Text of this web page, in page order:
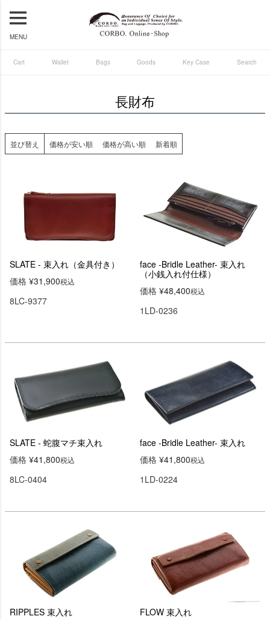
MENU
Cart Wallet Bags Goods Key Case Search
長財布
並び替え 価格が安い順 価格が高い順 新着順
SLATE - 束入れ（金具付き）
価格 ¥31,900税込
8LC-9377
face -Bridle Leather- 束入れ
（小銭入れ付仕様）
価格 ¥48,400税込
1LD-0236
SLATE - 蛇腹マチ束入れ
価格 ¥41,800税込
8LC-0404
face -Bridle Leather- 束入れ
価格 ¥41,800税込
1LD-0224
RIPPLES 束入れ
FLOW 束入れ